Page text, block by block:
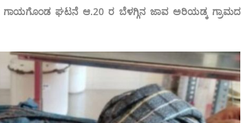
ಗಾಯಗೊಂಡ ಘಟನೆ ಆ.20 ರ ಬೆಳಗ್ಗಿನ ಜಾವ ಅರಿಯಡ್ಕ ಗ್ರಾಮದ